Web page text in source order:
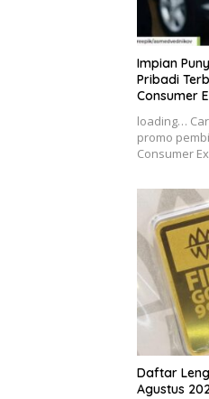
Impian
Pribadi
Consumer
loading…
promo
Consumer
Daftar
Agustus